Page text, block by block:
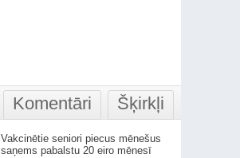
Komentāri Šķirkļi
Vakcinētie seniori piecus mēnešus
saņems pabalstu 20 eiro mēnesī